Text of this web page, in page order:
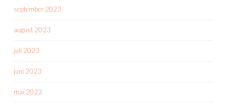
september 2023
august 2023
juli 2023
juni 2023
mai 2023